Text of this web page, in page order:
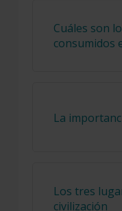
Cuáles son
consumidos
La
Los tres
civilización